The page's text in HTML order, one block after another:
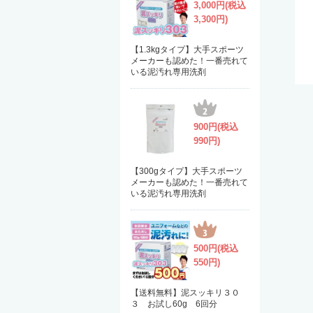
3,000円(税込
3,300円)
【1.3kgタイプ】大手スポーツ
メーカーも認めた！一番売れて
いる泥汚れ専用洗剤
900円(税込
990円)
【300gタイプ】大手スポーツ
メーカーも認めた！一番売れて
いる泥汚れ専用洗剤
500円(税込
550円)
【送料無料】泥スッキリ３０
３ お試し60g 6回分